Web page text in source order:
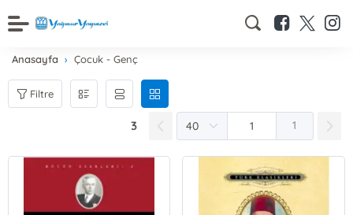
Anasayfa Çocuk - Genç
Filtre
3 1